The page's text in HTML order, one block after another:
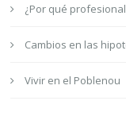
¿Por qué
Cambios en las
Vivir en el Poblenou